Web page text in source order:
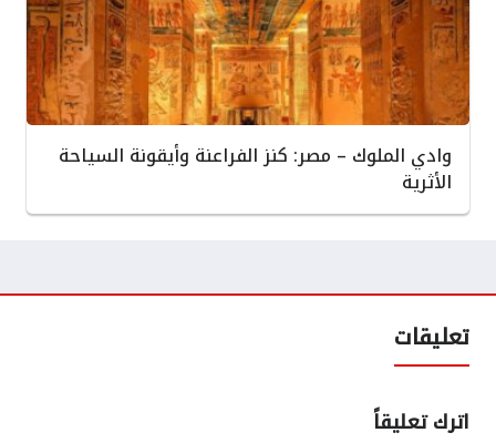
وادي الملوك – مصر: كنز الفراعنة وأيقونة السياحة
الأثرية
تعليقات
اترك تعليقاً